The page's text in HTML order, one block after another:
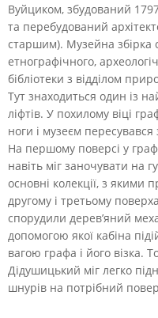
Вуйциком, збудований
та перебудований
старшим). Музейна збірка
етнографічного,
бібліотеки з відділом
Тут знаходиться один із
ліфтів. У похилому віці
ноги і музеєм пересувався
На першому поверсі у
навіть міг заночувати на
основні колекції, з
другому і третьому
спорудили дерев’яний
допомогою якої кабіна
вагою графа і його візка.
Дідушицький міг легко
шнурів на потрібний